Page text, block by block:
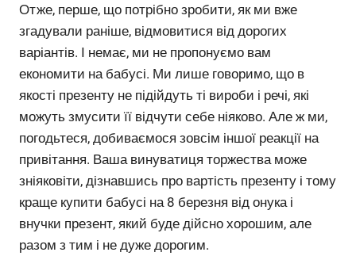
Отже, перше, що потрібно зробити, як ми вже
згадували раніше, відмовитися від дорогих
варіантів. І немає, ми не пропонуємо вам
економити на бабусі. Ми лише говоримо, що в
якості презенту не підійдуть ті вироби і речі, які
можуть змусити її відчути себе ніяково. Але ж ми,
погодьтеся, добиваємося зовсім іншої реакції на
привітання. Ваша винуватиця торжества може
зніяковіти, дізнавшись про вартість презенту і тому
краще купити бабусі на 8 березня від онука і
внучки презент, який буде дійсно хорошим, але
разом з тим і не дуже дорогим.